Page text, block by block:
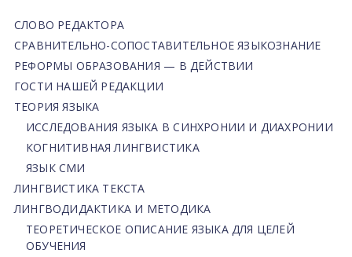
СЛОВО РЕДАКТОРА
СРАВНИТЕЛЬНО-СОПОСТАВИТЕЛЬНОЕ ЯЗЫКОЗНАНИЕ
РЕФОРМЫ ОБРАЗОВАНИЯ — В ДЕЙСТВИИ
ГОСТИ НАШЕЙ РЕДАКЦИИ
ТЕОРИЯ ЯЗЫКА
ИССЛЕДОВАНИЯ ЯЗЫКА В СИНХРОНИИ И ДИАХРОНИИ
КОГНИТИВНАЯ ЛИНГВИСТИКА
ЯЗЫК СМИ
ЛИНГВИСТИКА ТЕКСТА
ЛИНГВОДИДАКТИКА И МЕТОДИКА
ТЕОРЕТИЧЕСКОЕ ОПИСАНИЕ ЯЗЫКА ДЛЯ ЦЕЛЕЙ
ОБУЧЕНИЯ